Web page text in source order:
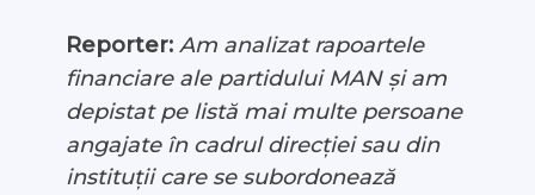
Reporter: Am analizat rapoartele
financiare ale partidului MAN și am
depistat pe listă mai multe persoane
angajate în cadrul direcției sau din
instituții care se subordonează